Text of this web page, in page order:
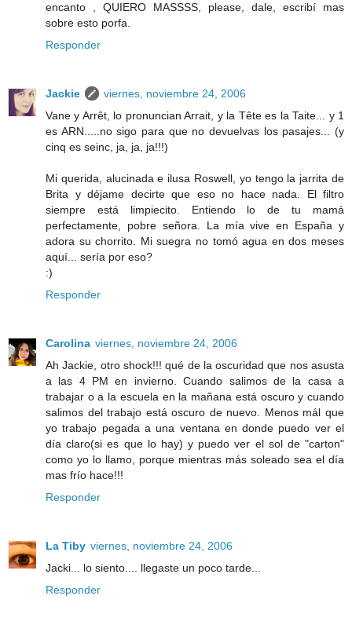
encanto , QUIERO MASSSS, please, dale, escribí mas
sobre esto porfa.
Responder
Jackie
viernes, noviembre 24, 2006
Vane y Arrêt, lo pronuncian Arrait, y la Tête es la Taite... y 1
es ARN.....no sigo para que no devuelvas los pasajes... (y
cinq es seinc, ja, ja, ja!!!)
Mi querida, alucinada e ilusa Roswell, yo tengo la jarrita de
Brita y déjame decirte que eso no hace nada. El filtro
siempre está limpiecito. Entiendo lo de tu mamá
perfectamente, pobre señora. La mía vive en España y
adora su chorrito. Mi suegra no tomó agua en dos meses
aquí... sería por eso?
:)
Responder
Carolina viernes, noviembre 24, 2006
Ah Jackie, otro shock!!! qué de la oscuridad que nos asusta
a las 4 PM en invierno. Cuando salimos de la casa a
trabajar o a la escuela en la mañana está oscuro y cuando
salimos del trabajo está oscuro de nuevo. Menos mál que
yo trabajo pegada a una ventana en donde puedo ver el
día claro(si es que lo hay) y puedo ver el sol de "carton"
como yo lo llamo, porque mientras más soleado sea el día
mas frío hace!!!
Responder
La Tiby viernes, noviembre 24, 2006
Jacki... lo siento.... llegaste un poco tarde...
Responder